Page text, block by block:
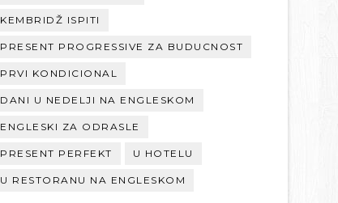
KEMBRIDŽ ISPITI
PRESENT PROGRESSIVE ZA BUDUCNOST
PRVI KONDICIONAL
DANI U NEDELJI NA ENGLESKOM
ENGLESKI ZA ODRASLE
PRESENT PERFEKT U HOTELU
U RESTORANU NA ENGLESKOM